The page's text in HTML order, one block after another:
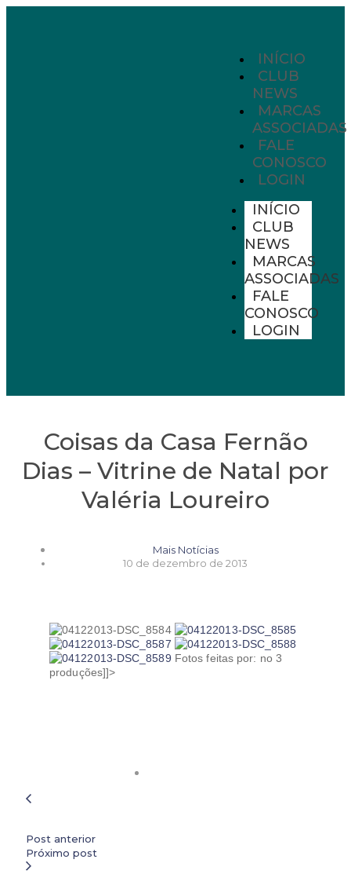
INÍCIO
CLUB
NEWS
MARCAS
ASSOCIADAS
FALE
CONOSCO
LOGIN
INÍCIO
CLUB
NEWS
MARCAS
ASSOCIADAS
FALE
CONOSCO
LOGIN
Coisas da Casa Fernão
Dias – Vitrine de Natal por
Valéria Loureiro
Mais Notícias
10 de dezembro de 2013
Fotos feitas por: no 3
produções]]>
Post anterior
Próximo post